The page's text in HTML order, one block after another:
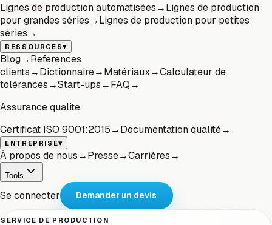
Lignes de production automatisées→Lignes de production
pour grandes séries→Lignes de production pour petites
séries→
RESSOURCES▾
Blog→References
clients→Dictionnaire→Matériaux→Calculateur de
tolérances→Start-ups→FAQ→
Assurance qualite
Certificat ISO 9001:2015→Documentation qualité→
ENTREPRISE▾
À propos de nous→Presse→Carrières→
Tools
Se connecter Demander un devis
SERVICE DE PRODUCTION